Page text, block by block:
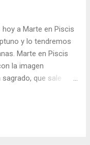
a Marte en Piscis
y lo tendremos
Marte en Piscis
la imagen
que sale
Esta es la
Cristiano.